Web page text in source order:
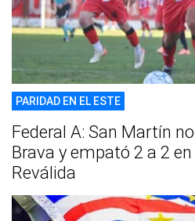
PARIDAD EN EL ESTE
Federal A: San Martín
Brava y empató 2 a 2
Reválida